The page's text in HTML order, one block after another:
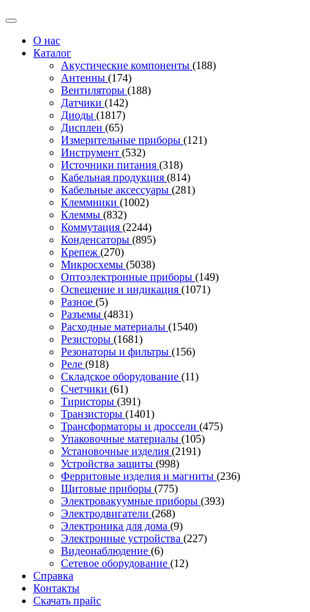
О нас
Каталог
Акустические компоненты (188)
Антенны (174)
Вентиляторы (188)
Датчики (142)
Диоды (1817)
Дисплеи (65)
Измерительные приборы (121)
Инструмент (532)
Источники питания (318)
Кабельная продукция (814)
Кабельные аксессуары (281)
Клеммники (1002)
Клеммы (832)
Коммутация (2244)
Конденсаторы (895)
Крепеж (270)
Микросхемы (5038)
Оптоэлектронные приборы (149)
Освещение и индикация (1071)
Разное (5)
Разъемы (4831)
Расходные материалы (1540)
Резисторы (1681)
Резонаторы и фильтры (156)
Реле (918)
Складское оборудование (11)
Счетчики (61)
Тиристоры (391)
Транзисторы (1401)
Трансформаторы и дроссели (475)
Упаковочные материалы (105)
Установочные изделия (2191)
Устройства защиты (998)
Ферритовые изделия и магниты (236)
Щитовые приборы (775)
Электровакуумные приборы (393)
Электродвигатели (268)
Электроника для дома (9)
Электронные устройства (227)
Видеонаблюдение (6)
Сетевое оборудование (12)
Справка
Контакты
Скачать прайс